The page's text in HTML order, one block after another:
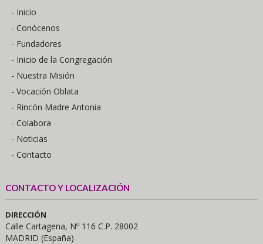
- Inicio
- Conócenos
- Fundadores
- Inicio de la Congregación
- Nuestra Misión
- Vocación Oblata
- Rincón Madre Antonia
- Colabora
- Noticias
- Contacto
CONTACTO Y LOCALIZACIÓN
DIRECCIÓN
Calle Cartagena, Nº 116 C.P. 28002
MADRID (España)